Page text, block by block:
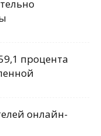
процента
онлайн-